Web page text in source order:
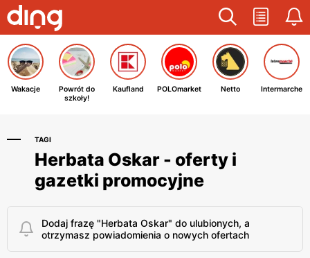
Wakacje
Powrót do
szkoły!
Kaufland POLOmarket Netto Intermarche
TAGI
Herbata Oskar - oferty i
gazetki promocyjne
Dodaj frazę "Herbata Oskar" do ulubionych, a
otrzymasz powiadomienia o nowych ofertach